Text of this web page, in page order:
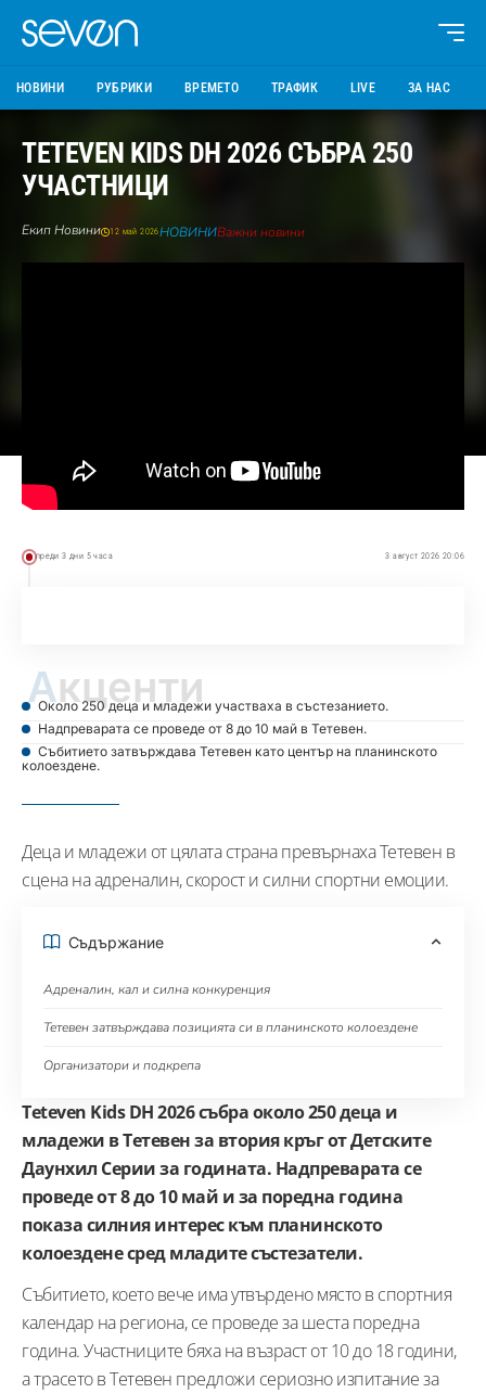
НОВИНИ РУБРИКИ ВРЕМЕТО ТРАФИК LIVE ЗА НАС
TETEVEN KIDS DH 2026 СЪБРА 250
УЧАСТНИЦИ
Екип Новини 12 май 2026НОВИНИВажни новини
преди 3 дни 5 часа 3 август 2026 20:06
Акценти
Около 250 деца и младежи участваха в състезанието.
Надпреварата се проведе от 8 до 10 май в Тетевен.
Събитието затвърждава Тетевен като център на планинското
колоездене.
Деца и младежи от цялата страна превърнаха Тетевен в
сцена на адреналин, скорост и силни спортни емоции.
Съдържание
Адреналин, кал и силна конкуренция
Тетевен затвърждава позицията си в планинското колоездене
Организатори и подкрепа
Teteven Kids DH 2026 събра около 250 деца и
младежи в Тетевен за втория кръг от Детските
Даунхил Серии за годината. Надпреварата се
проведе от 8 до 10 май и за поредна година
показа силния интерес към планинското
колоездене сред младите състезатели.
Събитието, което вече има утвърдено място в спортния
календар на региона, се проведе за шеста поредна
година. Участниците бяха на възраст от 10 до 18 години,
а трасето в Тетевен предложи сериозно изпитание за